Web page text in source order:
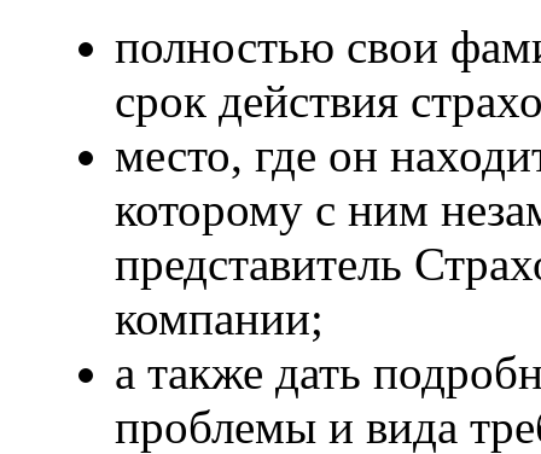
полностью свои
срок действия
место, где он
которому с ним
представитель
компании;
а также дать
проблемы и вида